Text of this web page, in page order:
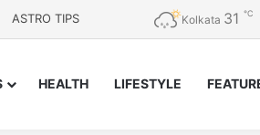
ASTRO TIPS Kolkata 31 ℃
HEALTH LIFESTYLE